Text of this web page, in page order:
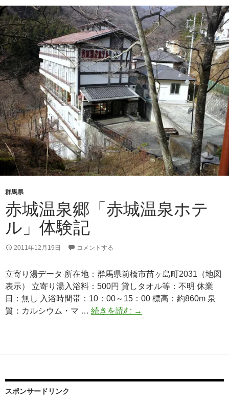
泉
「は
ま
ゆ
う
山
荘」
体
験
記
群馬県
赤城温泉郷「赤城温泉ホテ
ル」体験記
2011年12月19日 コメントする
立寄り湯データ 所在地：群馬県前橋市苗ヶ島町2031（地図
表示） 立寄り湯入浴料：500円 貸しタオル等：不明 休業
日：無し 入浴時間帯：10：00～15：00 標高：約860m 泉
質：カルシウム・マ … 続きを読む 赤
城
→
スポンサードリンク